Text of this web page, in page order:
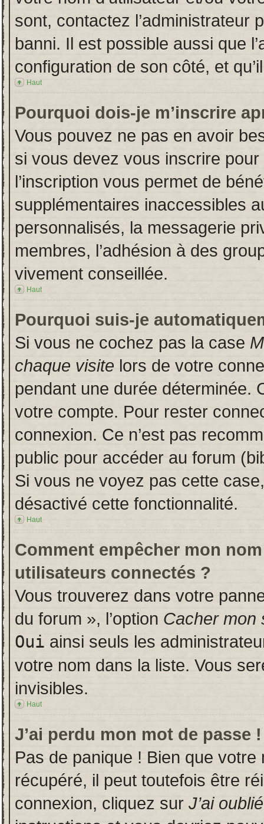
sont, contactez l’administrateur
banni. Il est possible aussi que
configuration de son côté, et
Haut
Pourquoi dois-je m’inscrire
Vous pouvez ne pas en avoir
si vous devez vous inscrire
l’inscription vous permet de
supplémentaires inaccessibles
personnalisés, la messagerie
membres, l’adhésion à des
vivement conseillée.
Haut
Pourquoi suis-je
Si vous ne cochez pas la case
chaque visite lors de votre
pendant une durée déterminée.
votre compte. Pour rester
connexion. Ce n’est pas
public pour accéder au forum
Si vous ne voyez pas cette
désactivé cette fonctionnalité.
Haut
Comment empêcher mon
utilisateurs connectés ?
Vous trouverez dans votre
du forum », l’option Cacher mon
Oui ainsi seuls les
votre nom dans la liste. Vous
invisibles.
Haut
J’ai perdu mon mot de passe !
Pas de panique ! Bien que
récupéré, il peut toutefois être
connexion, cliquez sur J’ai